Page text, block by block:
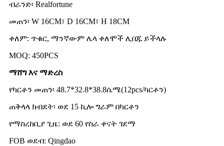
ብራንድ፡ Realfortune
መጠን፡ W 16CM፣ D 16CM፣ H 18CM
ቀለም: ጥቁር, ማንኛውም ሌላ ቀለሞች ሊበጁ ይችላሉ
MOQ: 450PCS
ማሸግ እና ማድረስ
የካርቶን መጠን፡ 48.7*32.8*38.8ሴሜ(12pcs/ካርቶን)
ጠቅላላ ክብደት፡ ወደ 15 ኪሎ ግራም በካርቶን
የማስረከቢያ ጊዜ: ወደ 60 የስራ ቀናት ገደማ
FOB ወደብ: Qingdao